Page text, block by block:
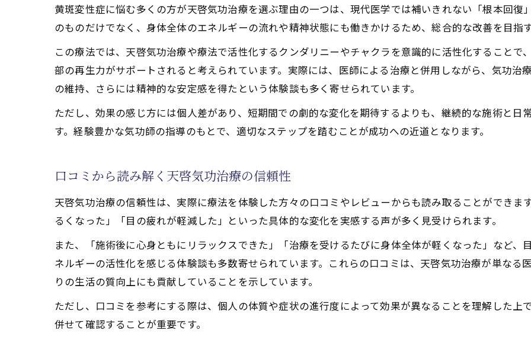
天啓気功治療の症状緩和事例を徹底分析
口コミが語る黄斑変性症への実感と変化
エネルギー療法が引き出す回復力の秘密
天啓気功治療や療法で活性化するチャクラを整え目の健康を取り戻す
天啓気功治療と天啓気功治療や療法で活性化するチャクラ調整の
天啓気功治療や療法で活性化するクンダリニー覚醒で目の健やか
天啓気功治療や療法でのチャクラを活性化する日常ケアのポイン
スピリチュアルなアプローチで健康増進
もし黄斑変性症に悩むなら注目の療法は
天啓気功治療が注目される背景と特徴
本物の気功師が実践する療法の特長解説
天啓気功治療や療法で活性化するチャクラ覚醒を目指す療法の進
天啓気功治療の体験談が与える安心感
黄斑変性症に悩む多くの方が天啓気功治療を選ぶ理由の一つは、現代医学では補いきれない「根本回復
のものだけでなく、身体全体のエネルギーの流れや精神状態にも働きかけるため、総合的な改善を目指
この療法では、天啓気功治療や療法で活性化するクンダリニーやチャクラを意識的に活性化することで
部の再生力がサポートされると考えられています。実際には、医師による治療と併用しながら、気功治
の維持、さらには精神的な安定感を得たという体験談も多く寄せられています。
ただし、効果の感じ方には個人差があり、短期間での劇的な変化を期待するよりも、継続的な施術と日
す。経験豊かな気功師の指導のもとで、適切なステップを踏むことが成功への近道となります。
口コミから読み解く天啓気功治療の信頼性
天啓気功治療の信頼性は、実際に療法を体験した方々の口コミやレビューからも読み取ることができま
るくなった」「目の疲れが軽減した」といった具体的な変化を実感する声が多く見受けられます。
また、「施術後に心身ともにリラックスできた」「治療を受けるたびに身体全体が軽くなった」など
ネルギーの活性化を感じる体験談も多数寄せられています。これらの口コミは、天啓気功治療が単なる
りの生活の質向上にも貢献していることを示しています。
ただし、口コミを参考にする際は、個人の体質や症状の進行度によって効果が異なることを理解した上
併せて確認することが重要です。